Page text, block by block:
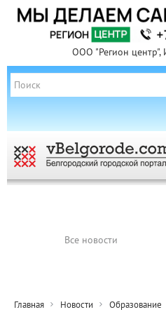
ООО "Регион
Все новости
Главная Новости Образование